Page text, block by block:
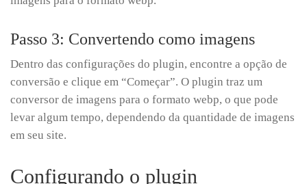
Passo 3: Convertendo como imagens
Dentro das configurações do plugin, encontre a opção de
conversão e clique em “Começar”. O plugin traz um
conversor de imagens para o formato webp, o que pode
levar algum tempo, dependendo da quantidade de imagens
em seu site.
Configurando o plugin